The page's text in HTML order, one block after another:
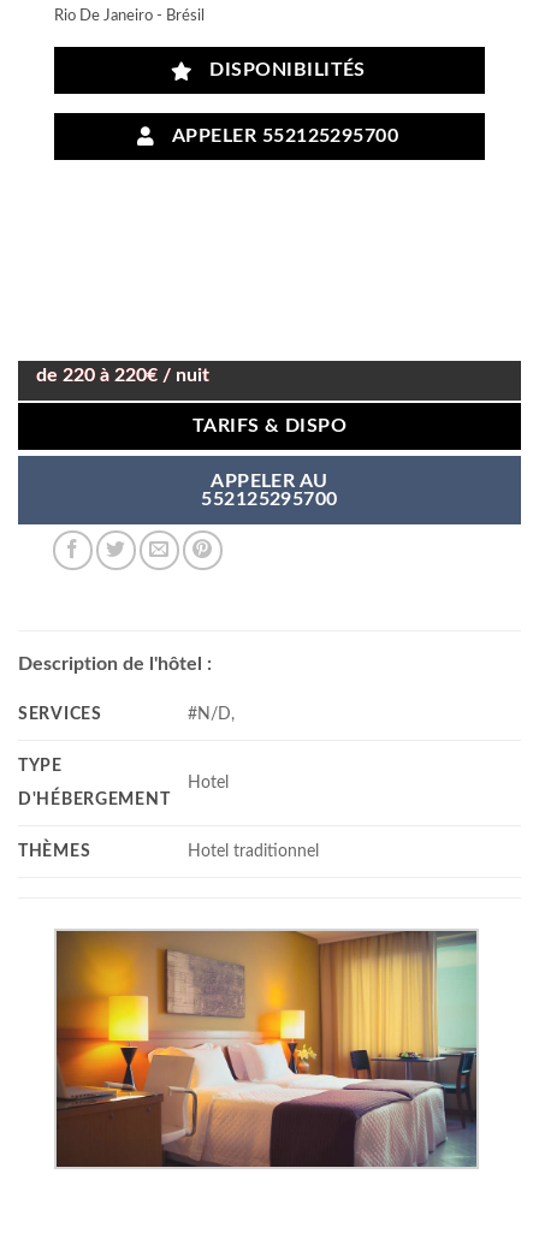
Rio De Janeiro - Brésil
DISPONIBILITÉS
APPELER 552125295700
de 220 à 220€ / nuit
TARIFS & DISPO
APPELER AU
552125295700
Description de l'hôtel :
SERVICES #N/D,
TYPE
D'HÉBERGEMENT
Hotel
THÈMES Hotel traditionnel